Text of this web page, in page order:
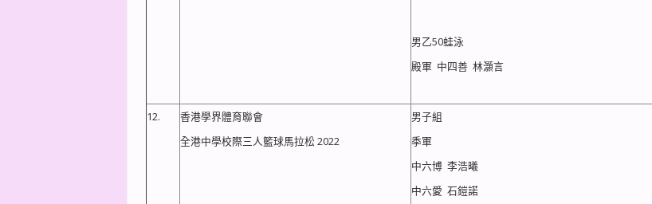
男乙50蛙泳
殿軍 中四善 林灝言
12. 香港學界體育聯會
全港中學校際三人籃球馬拉松 2022
男子組
季軍
中六博 李浩曦
中六愛 石鎧諾